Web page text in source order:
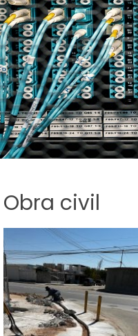
Internet de fibra
ancha que usa
pequeñas y
fibra óptica para
Internet a través
Obra civil